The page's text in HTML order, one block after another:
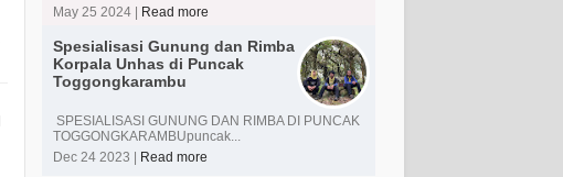
May 25 2024 | Read more
Spesialisasi Gunung dan Rimba
Korpala Unhas di Puncak
Toggongkarambu
SPESIALISASI GUNUNG DAN RIMBA DI PUNCAK
TOGGONGKARAMBUpuncak...
Dec 24 2023 | Read more